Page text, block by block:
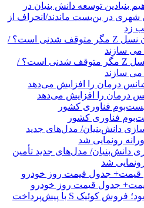
بنیادین توسعه دانش بنیان در
شهری در بن‌بست ماندند/انحراف از
سیلیکن ولیِ تهران؛ این ایران نسل Z مگر متوقف شدنی است؟ /
می سازند
درمان را افزایش می‌دهد
فناوری کشور
دانش‌بنیان/ مدل‌های جدید تأمین
شد
جدول قیمت روز خودرو